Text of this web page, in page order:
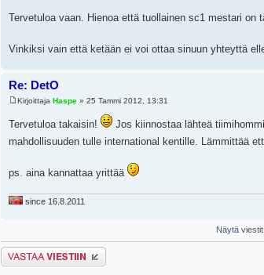
Tervetuloa vaan. Hienoa että tuollainen sc1 mestari on
Vinkiksi vain että ketään ei voi ottaa sinuun yhteyttä
Re: DetO
Kirjoittaja Haspe » 25 Tammi 2012, 13:31
Tervetuloa takaisin! Jos kiinnostaa lähteä
mahdollisuuden tulle international kentille. Lämmittää
ps. aina kannattaa yrittää
since 16.8.2011
Näytä viestit
Lähetä vastaus